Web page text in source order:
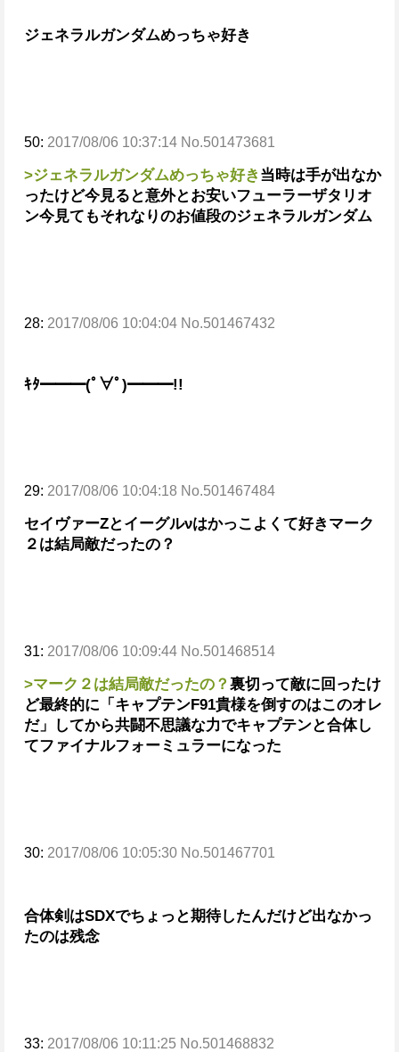
ジェネラルガンダムめっちゃ好き
50: 2017/08/06 10:37:14 No.501473681
>ジェネラルガンダムめっちゃ好き 当時は手が出なか
ったけど今見ると意外とお安いフューラーザタリオ
ン今見てもそれなりのお値段のジェネラルガンダム
28: 2017/08/06 10:04:04 No.501467432
ｷﾀ━━━(ﾟ∀ﾟ)━━━!!
29: 2017/08/06 10:04:18 No.501467484
セイヴァーZとイーグルνはかっこよくて好き マーク
２は結局敵だったの？
31: 2017/08/06 10:09:44 No.501468514
>マーク２は結局敵だったの？ 裏切って敵に回ったけ
ど最終的に 「キャプテンF91貴様を倒すのはこのオレ
だ」してから共闘不思議な力でキャプテンと合体し
てファイナルフォーミュラーになった
30: 2017/08/06 10:05:30 No.501467701
合体剣はSDXでちょっと期待したんだけど出なかっ
たのは残念
33: 2017/08/06 10:11:25 No.501468832